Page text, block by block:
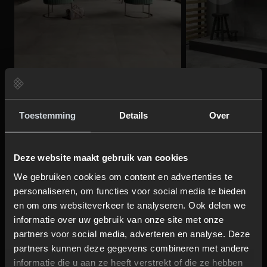
Toestemming Details Over
Deze website maakt gebruik van cookies
We gebruiken cookies om content en advertenties te
personaliseren, om functies voor social media te bieden
en om ons websiteverkeer te analyseren. Ook delen we
informatie over uw gebruik van onze site met onze
partners voor social media, adverteren en analyse. Deze
partners kunnen deze gegevens combineren met andere
informatie die u aan ze heeft verstrekt of die ze hebben
Eindeloze opties
diverse afmetingen en kleuren, maar ook met
verschillende afwerkingen en stijlen. Denk aan
marmer,beton,terrazzo of juisthout. Elke tegel
heeft zijn unieke en eigen uitstraling. Kleine tegels in
een gave kleur en een bijzonder legpatroon
kunnen de ruimte speels maken. Grote tegels